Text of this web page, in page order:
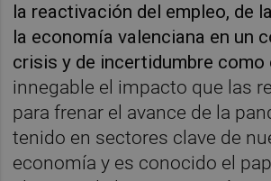
la reactivación del empleo, de
la economía valenciana en un
crisis y de incertidumbre como
innegable el impacto que las
para frenar el avance de la
tenido en sectores clave de
economía y es conocido el